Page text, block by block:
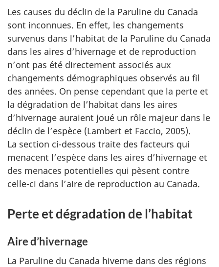
Les causes du déclin de la Paruline du Canada
sont inconnues. En effet, les changements
survenus dans l’habitat de la Paruline du Canada
dans les aires d’hivernage et de reproduction
n’ont pas été directement associés aux
changements démographiques observés au fil
des années. On pense cependant que la perte et
la dégradation de l’habitat dans les aires
d’hivernage auraient joué un rôle majeur dans le
déclin de l’espèce (Lambert et Faccio, 2005).
La section ci-dessous traite des facteurs qui
menacent l’espèce dans les aires d’hivernage et
des menaces potentielles qui pèsent contre
celle-ci dans l’aire de reproduction au Canada.
Perte et dégradation de l’habitat
Aire d’hivernage
La Paruline du Canada hiverne dans des régions